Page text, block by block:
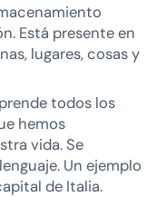
Está presente en
lugares, cosas y
todos los
hemos
vida. Se
Un ejemplo
de Italia.